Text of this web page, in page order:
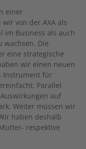
einer
von der AXA als
im Business als auch
wachsen. Die
eine strategische
wir einen neuen
Instrument für
Parallel
auf
Weiter müssen wir
haben deshalb
respektive